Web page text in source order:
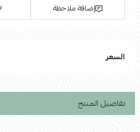
إضافة ملاحظة
السعر
تفاصيل المنتج